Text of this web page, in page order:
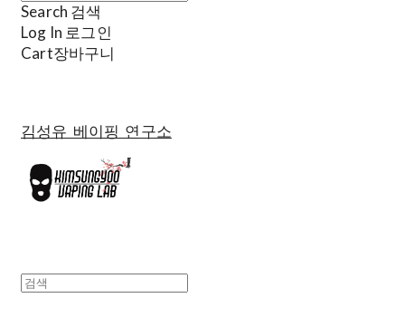
Search 검색
Log In 로그인
Cart장바구니
김성유 베이핑 연구소